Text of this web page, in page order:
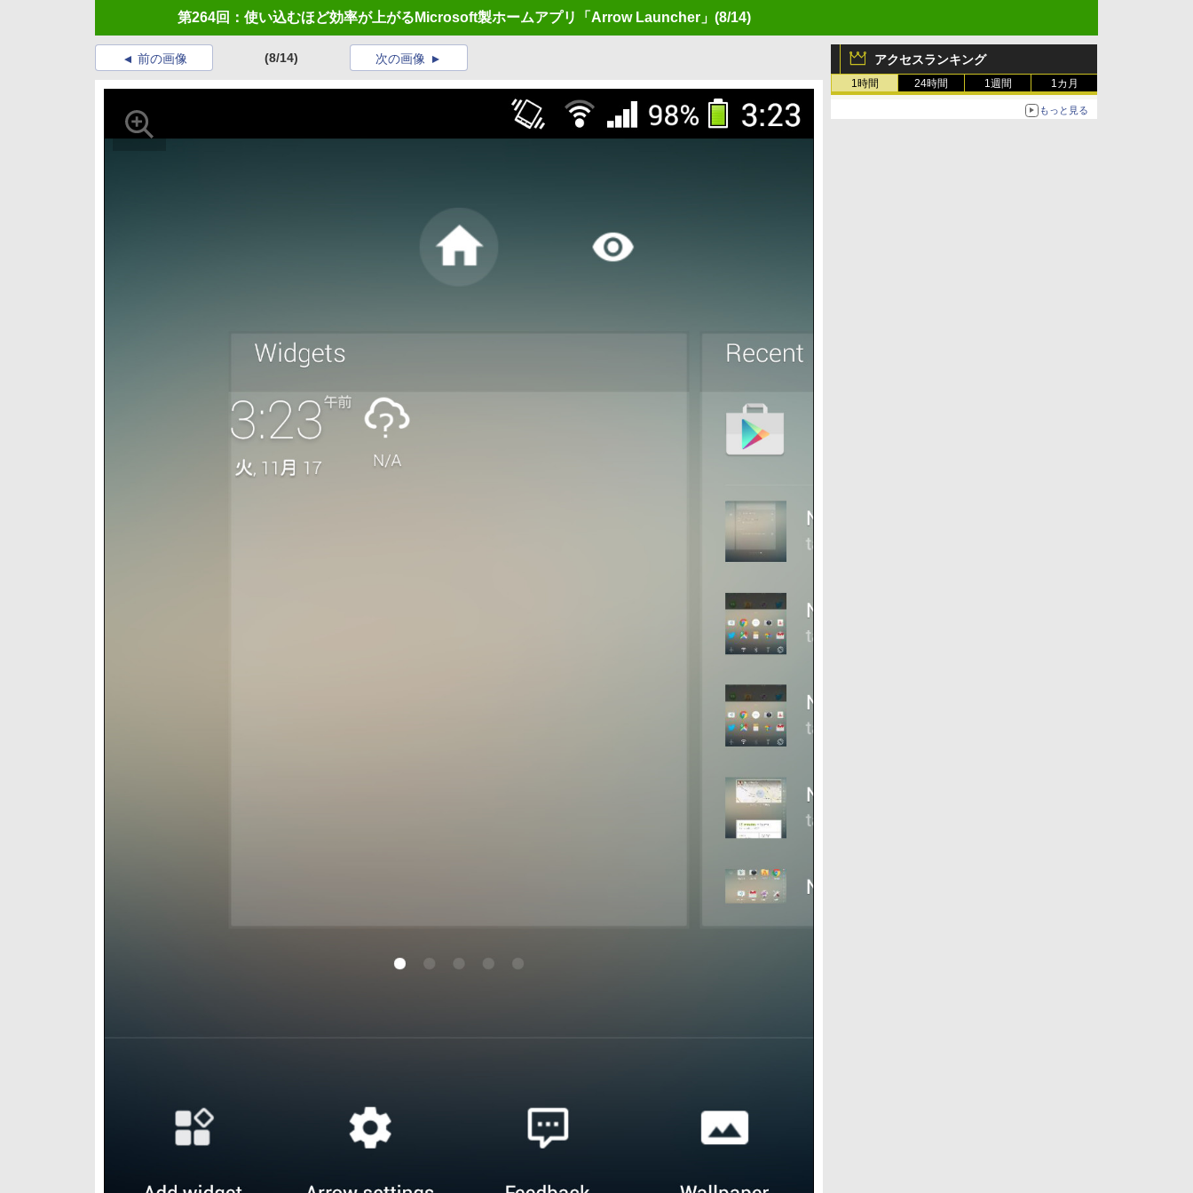
第264回：使い込むほど効率が上がるMicrosoft製ホームアプリ「Arrow Launcher」 (8/14)
アクセスランキング
1時間 24時間 1週間 1カ月
もっと見る
前の画像 (8/14) 次の画像